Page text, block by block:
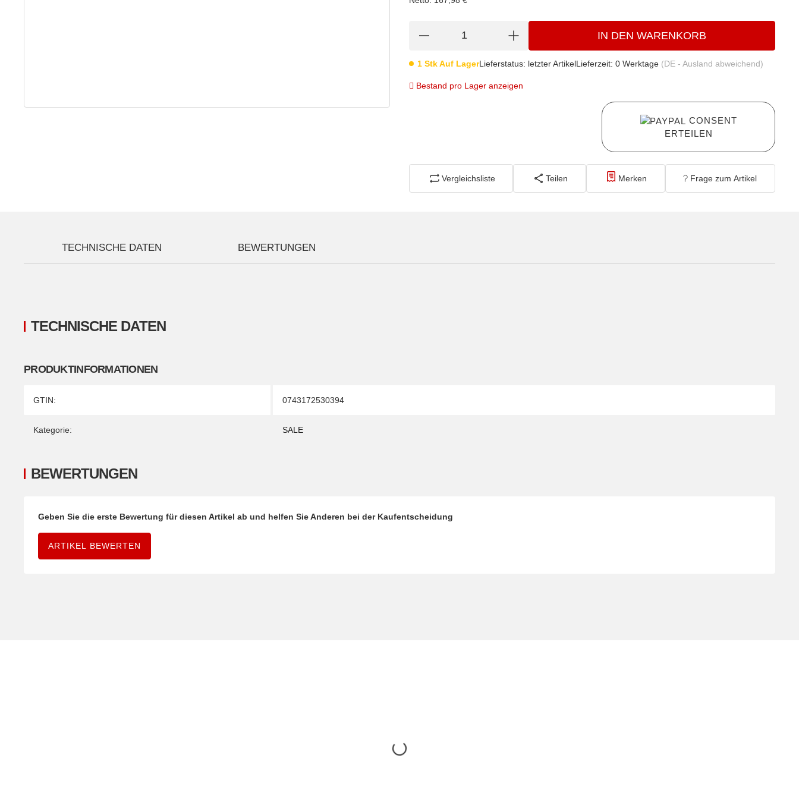
IN DEN WARENKORB
1 Stk Auf LagerLieferstatus: letzter ArtikelLieferzeit: 0 Werktage (DE - Ausland abweichend)
Bestand pro Lager anzeigen
CONSENT
ERTEILEN
Vergleichsliste Teilen Merken Frage zum Artikel
TECHNISCHE DATEN BEWERTUNGEN
TECHNISCHE DATEN
PRODUKTINFORMATIONEN
Produkteigenschaft
Wert
GTIN: 0743172530394
Kategorie: SALE
BEWERTUNGEN
Geben Sie die erste Bewertung für diesen Artikel ab und helfen Sie Anderen bei der Kaufentscheidung
ARTIKEL BEWERTEN